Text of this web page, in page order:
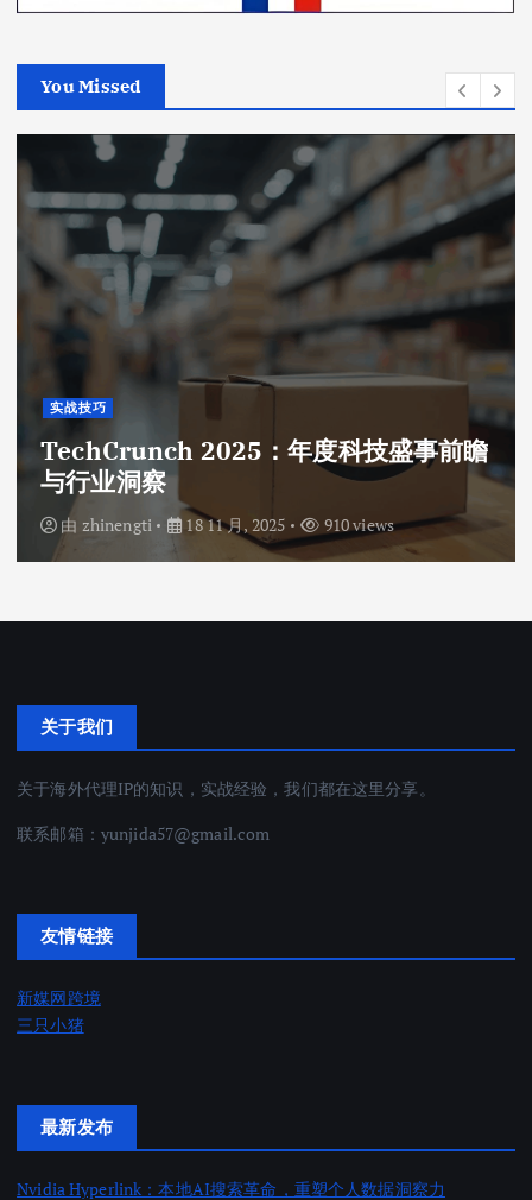
You Missed
实战技巧
TechCrunch 2025：年度科技盛事前瞻
与行业洞察
由 zhinengti 18 11 月, 2025 910 views
关于我们
关于海外代理IP的知识，实战经验，我们都在这里分享。
联系邮箱： yunjida57@gmail.com
友情链接
新媒网跨境
三只小猪
最新发布
Nvidia Hyperlink：本地AI搜索革命，重塑个人数据洞察力